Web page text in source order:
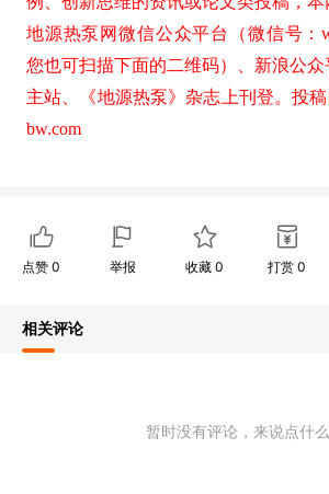
地源热泵网微信公众平台（微信号：
您也可扫描下面的二维码）、新浪公众
主站、《地源热泵》杂志上刊登。投
bw.com
点赞 0 举报 收藏0 打赏 0
相关评论
暂时没有评论，来说点什